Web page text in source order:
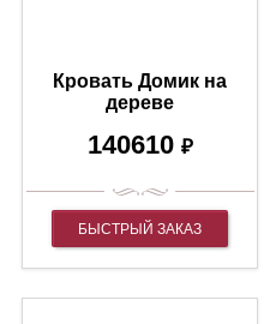
Кровать Домик на
дереве
140610 ₽
БЫСТРЫЙ ЗАКАЗ